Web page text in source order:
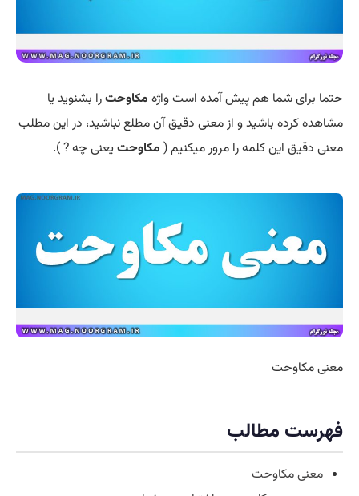
حتما برای شما هم پیش آمده است واژه مکاوحترا بشنوید یا
مشاهده کرده باشید و از معنی دقیق آن مطلع نباشید، در این مطلب
معنی دقیق این کلمه را مرور میکنیم ( مکاوحتیعنی چه ? ).
معنی مکاوحت
فهرست مطالب
معنی مکاوحت